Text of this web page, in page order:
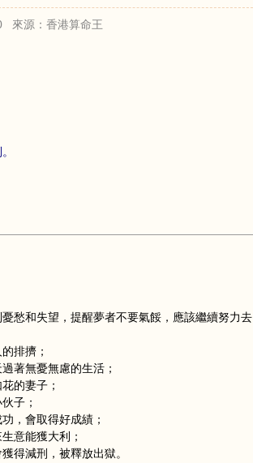
來源：香港算命王
和失望，提醒夢者不要氣餒，應該繼續努力去
排擠；
著無憂無慮的生活；
的妻子；
子；
，會取得好成績；
意能獲大利；
得減刑，被釋放出獄。